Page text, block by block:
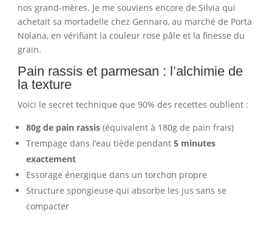
nos grand-mères. Je me souviens encore de Silvia qui
achetait sa mortadelle chez Gennaro, au marché de Porta
Nolana, en vérifiant la couleur rose pâle et la finesse du
grain.
Pain rassis et parmesan : l’alchimie de
la texture
Voici le secret technique que 90% des recettes oublient :
80g de pain rassis(équivalent à 180g de pain frais)
Trempage dans l’eau tiède pendant 5 minutes
exactement
Essorage énergique dans un torchon propre
Structure spongieuse qui absorbe les jus sans se
compacter